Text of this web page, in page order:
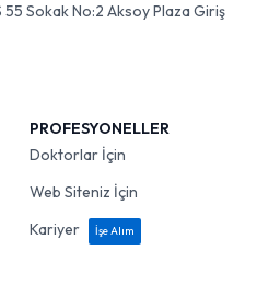
55 Sokak No:2 Aksoy Plaza Giriş
PROFESYONELLER
Doktorlar İçin
Web Siteniz İçin
Kariyer
İşe Alım